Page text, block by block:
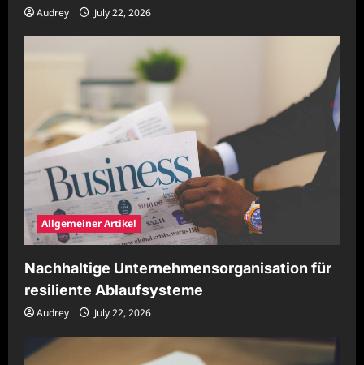
Audrey July 22, 2026
Allgemeiner Artikel
Nachhaltige Unternehmensorganisation für
resiliente Ablaufsysteme
Audrey July 22, 2026